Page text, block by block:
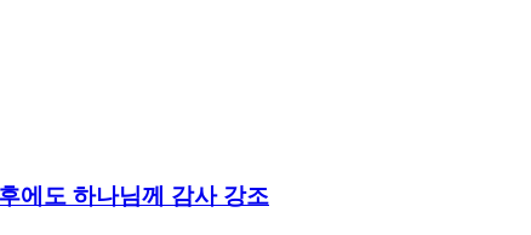
에도 하나님께 감사 강조